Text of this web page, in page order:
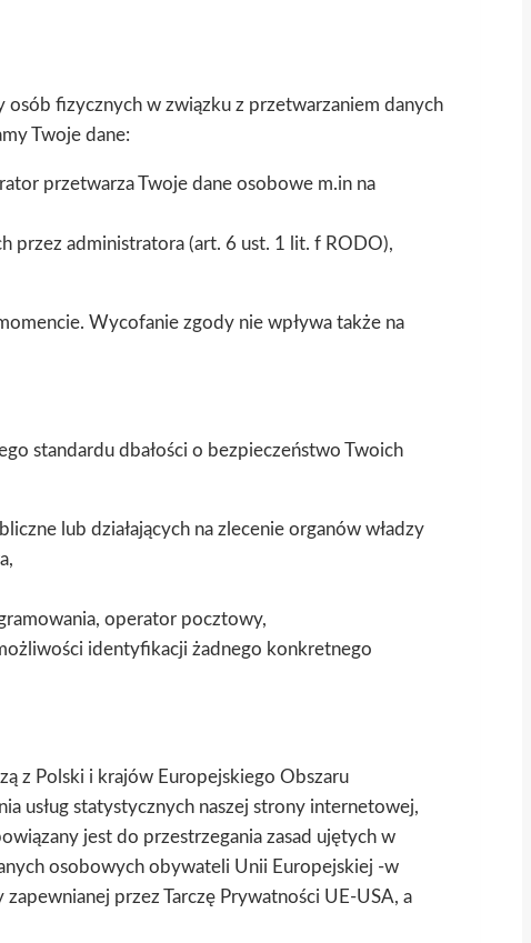
fizycznych w związku z przetwarzaniem danych
Twoje dane:
przetwarza Twoje dane osobowe m.in na
przez administratora (art. 6 ust. 1 lit. f RODO),
Wycofanie zgody nie wpływa także na
standardu dbałości o bezpieczeństwo Twoich
lub działających na zlecenie organów władzy
operator pocztowy,
identyfikacji żadnego konkretnego
z Polski i krajów Europejskiego Obszaru
usług statystycznych naszej strony internetowej,
jest do przestrzegania zasad ujętych w
osobowych obywateli Unii Europejskiej -w
przez Tarczę Prywatności UE-USA, a